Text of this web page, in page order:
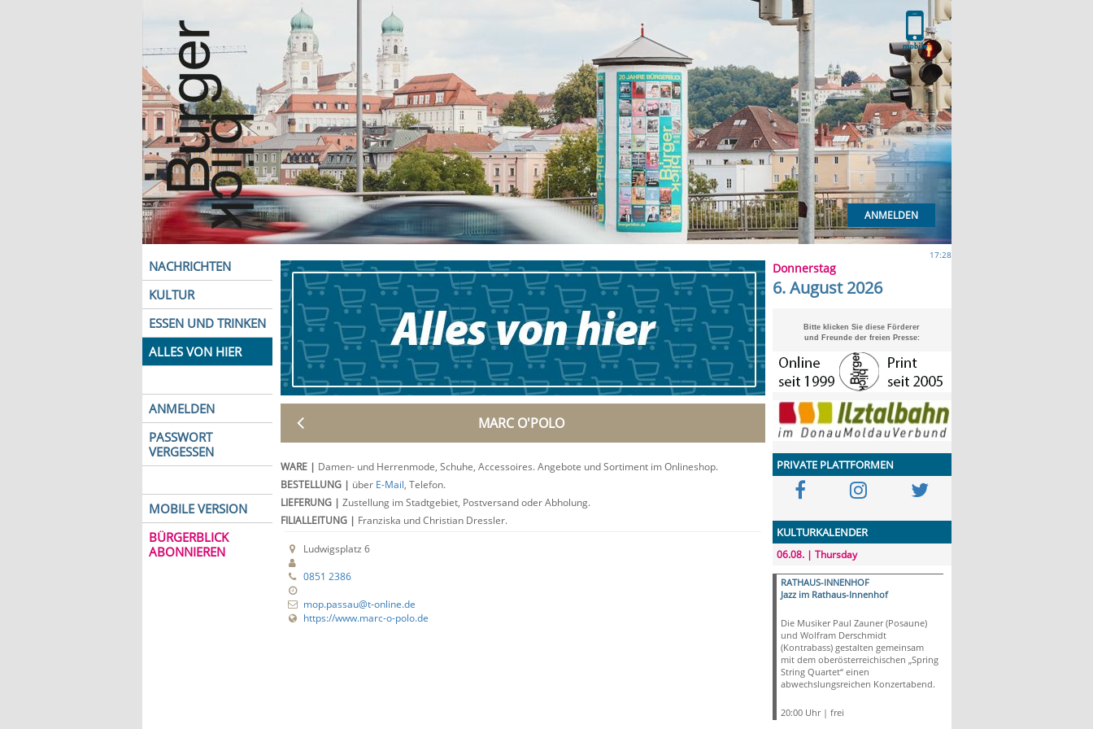
ANMELDEN
NACHRICHTEN
KULTUR
ESSEN UND TRINKEN
ALLES VON HIER
ANMELDEN
PASSWORT
VERGESSEN
MOBILE VERSION
BÜRGERBLICK
ABONNIEREN
MARC O'POLO
WARE| Damen- und Herrenmode, Schuhe, Accessoires. Angebote und Sortiment im Onlineshop.
BESTELLUNG| über E-Mail, Telefon.
LIEFERUNG| Zustellung im Stadtgebiet, Postversand oder Abholung.
FILIALLEITUNG| Franziska und Christian Dressler.
Ludwigsplatz 6
0851 2386
mop.passau@t-online.de
https://www.marc-o-polo.de
17:28
Donnerstag
6. August 2026
Bitte klicken Sie diese Förderer
und Freunde der freien Presse:
PRIVATE PLATTFORMEN
KULTURKALENDER
06.08. | Thursday
RATHAUS-INNENHOF
Jazz im Rathaus-Innenhof
Die Musiker Paul Zauner (Posaune)
und Wolfram Derschmidt
(Kontrabass) gestalten gemeinsam
mit dem oberösterreichischen „Spring
String Quartet“ einen
abwechslungsreichen Konzertabend.
20:00 Uhr | frei